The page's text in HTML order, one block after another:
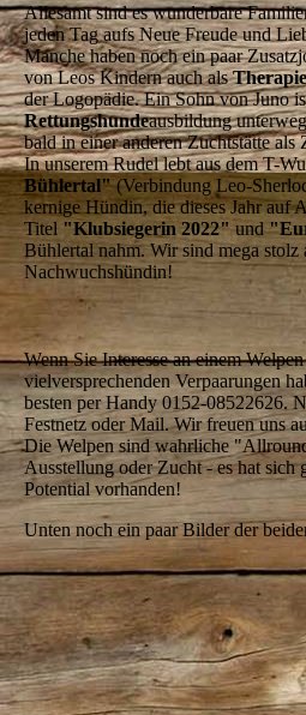
Allesamt sind es wunderbare
jeden Tag aufs Neue Freude und
Manche haben noch ein paar
von Leos Kindern auch als
der Logopädie. Ein Sohn von Juno
Rettungshundeausbildung
bald in einer anderen Zuchtstätte als
In unserem Rudel lebt aus dem T-
Bühlertal"(Verbindung Leo-
kernige Hündin, die dieses Jahr auf
Titel "Klubsiegerin 2022"und
Bühlertal nahm. Wir sind mega stolz
Nachwuchshündin!
Wenn Sie Interesse an einem
vielversprechenden Verpaarungen
besten per Handy 0152-08522626.
Festnetz oder Mail. Wir freuen uns
Die Welpen sind wahrliche
Ausstellung oder Zucht - es hat sich
Potential vorhanden!
Unten noch ein paar Bilder der